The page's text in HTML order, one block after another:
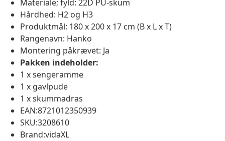
Materiale; fyld: 22D PU-skum
Hårdhed: H2 og H3
Produktmål: 180 x 200 x 17 cm (B x L x T)
Rangenavn: Hanko
Montering påkrævet: Ja
Pakken indeholder:
1 x sengeramme
1 x gavlpude
1 x skummadras
EAN:8721012350939
SKU:3208610
Brand:vidaXL